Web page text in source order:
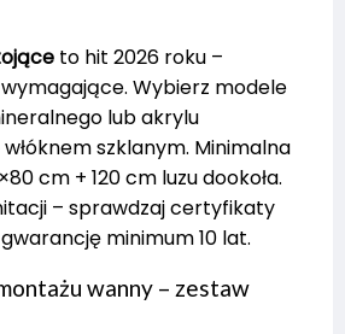
to hit 2026 roku –
Wybierz modele
lub akrylu
szklanym. Minimalna
cm + 120 cm luzu dookoła.
– sprawdzaj certyfikaty
gwarancję minimum 10 lat.
wanny – zestaw